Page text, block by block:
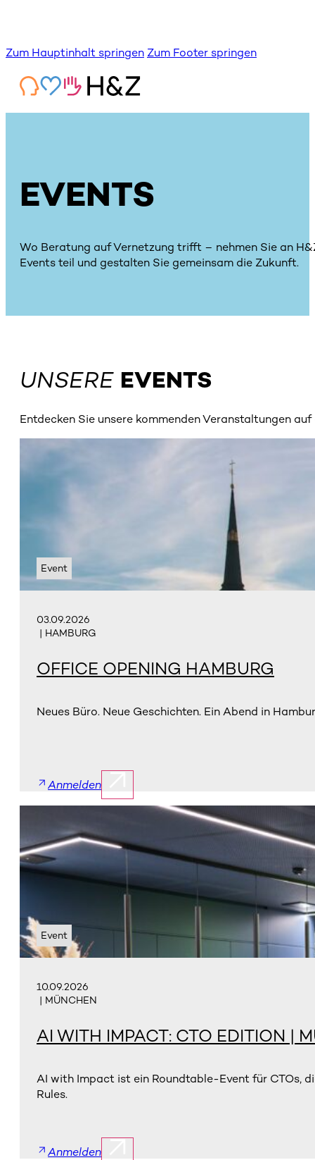
Zum Hauptinhalt springen Zum Footer springen
EVENTS
Wo Beratung auf Vernetzung trifft – nehmen Sie an
Events teil und gestalten Sie gemeinsam die Zukunft.
UNSERE EVENTS
Entdecken Sie unsere kommenden Veranstaltungen auf
Event
03.09.2026
| HAMBURG
OFFICE OPENING HAMBURG
Neues Büro. Neue Geschichten. Ein Abend in
Anmelden
Event
10.09.2026
| MÜNCHEN
AI WITH IMPACT: CTO EDITION |
AI with Impact ist ein Roundtable-Event für CTOs,
Rules.
Anmelden